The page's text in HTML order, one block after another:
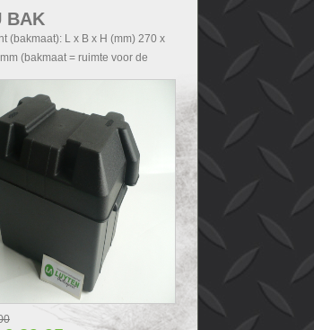
BAK
(bakmaat): L x B x H (mm) 270 x
(bakmaat = ruimte voor de
(Totale afmetingen accubak
- Zonder handvatten L x B x
- Met handvatten L x B
Buitenkant (Totale
accubak inclusief deksel): L x B x